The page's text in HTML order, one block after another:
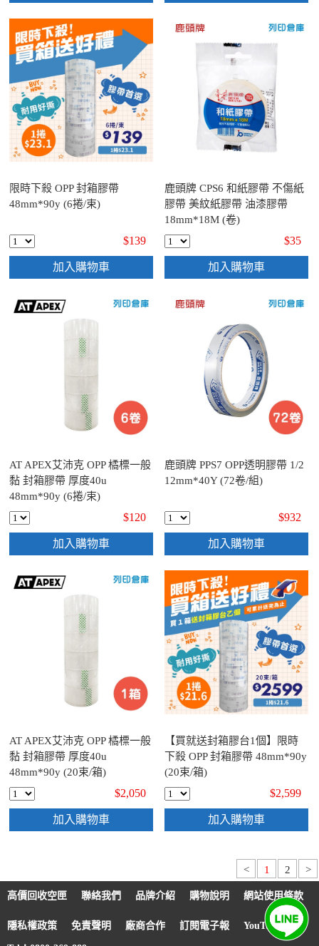
限時下殺 OPP 封箱膠帶
48mm*90y (6捲/束)
$139
加入購物車
鹿頭牌 CPS6 和紙膠帶 不傷紙
膠帶 美紋紙膠帶 油漆膠帶
18mm*18M (卷)
$35
加入購物車
AT APEX艾沛克 OPP 橘標一般
黏 封箱膠帶 厚度40u
48mm*90y (6捲/束)
$120
加入購物車
鹿頭牌 PPS7 OPP透明膠帶 1/2
12mm*40Y (72卷/組)
$932
加入購物車
AT APEX艾沛克 OPP 橘標一般
黏 封箱膠帶 厚度40u
48mm*90y (20束/箱)
$2,050
加入購物車
【買就送封箱膠台1個】限時
下殺 OPP 封箱膠帶 48mm*90y
(20束/箱)
$2,599
加入購物車
< 1 2 >
高價回收空匣 聯絡我們 品牌介紹 購物說明 網站使用條款
隱私權政策 免責聲明 廠商合作 訂閱電子報 YouTube